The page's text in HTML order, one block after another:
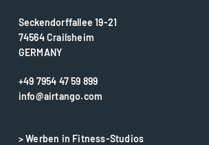
Seckendorffallee 19-21
74564 Crailsheim
GERMANY
+49 7954 47 59 899
info@airtango.com
> Werben in Fitness-Studios